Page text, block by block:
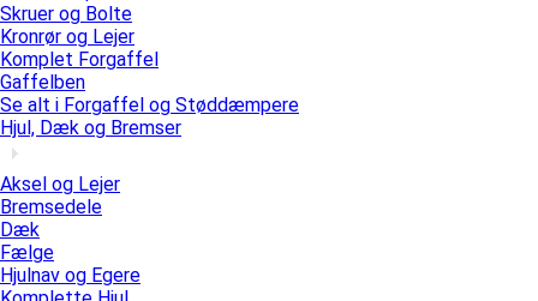
Skruer og Bolte
Kronrør og Lejer
Komplet Forgaffel
Gaffelben
Se alt i Forgaffel og Støddæmpere
Hjul, Dæk og Bremser
Aksel og Lejer
Bremsedele
Dæk
Fælge
Hjulnav og Egere